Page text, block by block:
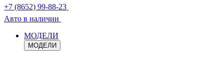
+7 (8652) 99-88-23
Авто в наличии
МОДЕЛИ
МОДЕЛИ